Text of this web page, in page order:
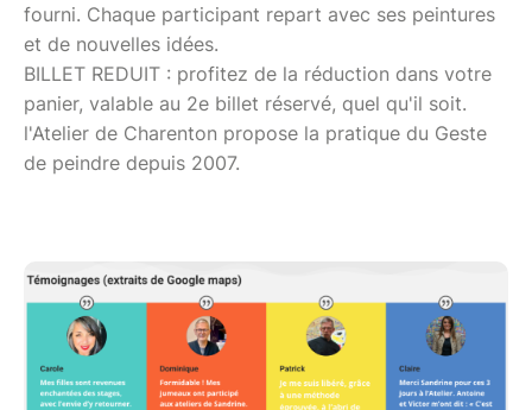
fourni. Chaque participant repart avec ses peintures
et de nouvelles idées.
BILLET REDUIT : profitez de la réduction dans votre
panier, valable au 2e billet réservé, quel qu'il soit.
l'Atelier de Charenton propose la pratique du Geste
de peindre depuis 2007.